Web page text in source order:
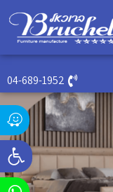
פתח
04-689-1952